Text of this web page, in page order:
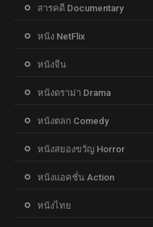
สารคดี Documentary
หนัง NetFlix
หนังจีน
หนังดราม่า Drama
หนังตลก Comedy
หนังสยองขวัญ Horror
หนังแอคชั่น Action
หนังไทย